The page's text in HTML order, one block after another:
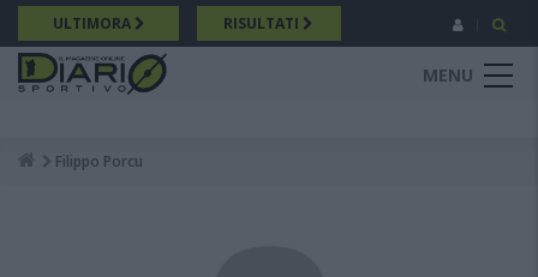
Salta
al
contenuto
principale
ULTIMORA RISULTATI
MENU
Breadcrumb
Filippo Porcu